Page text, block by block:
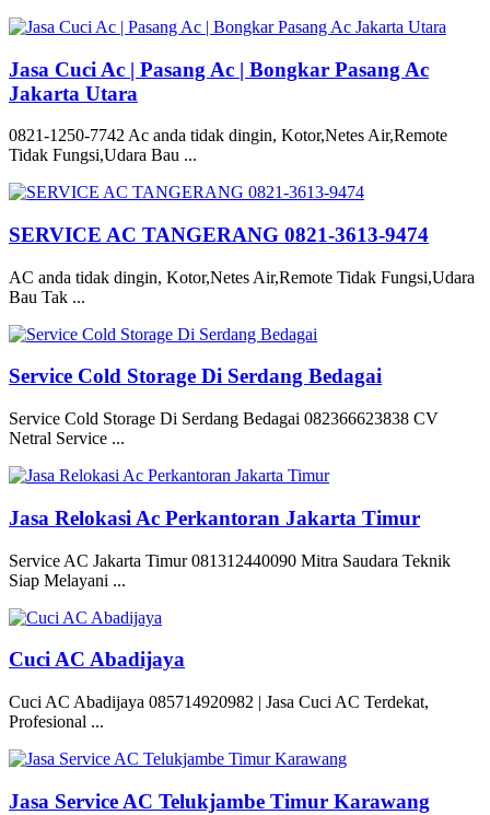
Jasa Cuci Ac | Pasang Ac | Bongkar Pasang Ac
Jakarta Utara
0821-1250-7742 Ac anda tidak dingin, Kotor,Netes Air,Remote
Tidak Fungsi,Udara Bau ...
SERVICE AC TANGERANG 0821-3613-9474
AC anda tidak dingin, Kotor,Netes Air,Remote Tidak Fungsi,Udara
Bau Tak ...
Service Cold Storage Di Serdang Bedagai
Service Cold Storage Di Serdang Bedagai 082366623838 CV
Netral Service ...
Jasa Relokasi Ac Perkantoran Jakarta Timur
Service AC Jakarta Timur 081312440090 Mitra Saudara Teknik
Siap Melayani ...
Cuci AC Abadijaya
Cuci AC Abadijaya 085714920982 | Jasa Cuci AC Terdekat,
Profesional ...
Jasa Service AC Telukjambe Timur Karawang